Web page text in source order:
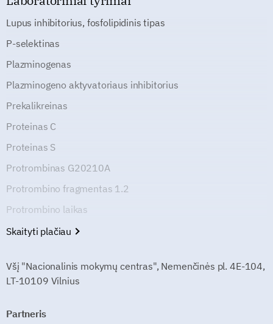
Lupus inhibitorius, fosfolipidinis tipas
P-selektinas
Plazminogenas
Plazminogeno aktyvatoriaus inhibitorius
Prekalikreinas
Proteinas C
Proteinas S
Protrombinas G20210A
Protrombino fragmentas 1.2
Protrombino laikas
Skaityti plačiau
Všį "Nacionalinis mokymų centras", Nemenčinės pl. 4E-104,
LT-10109 Vilnius
Partneris